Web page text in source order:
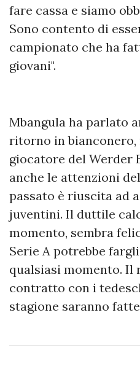
fare cassa e siamo
Sono contento di
campionato che ha
giovani".
Mbangula ha parlato
ritorno in bianconero,
giocatore del Werder
anche le attenzioni
passato è riuscita ad
juventini. Il duttile
momento, sembra
Serie A potrebbe
qualsiasi momento. Il
contratto con i
stagione saranno